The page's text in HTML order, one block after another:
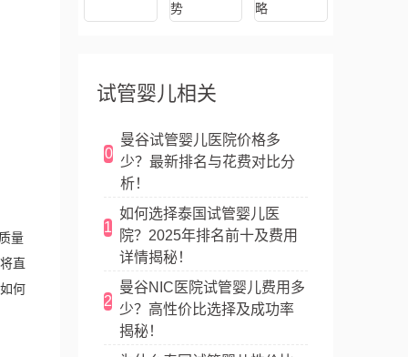
势
略
试管婴儿相关
0
曼谷试管婴儿医院价格多
少？最新排名与花费对比分
析！
1
如何选择泰国试管婴儿医
院？2025年排名前十及费用
详情揭秘！
2
曼谷NIC医院试管婴儿费用多
少？高性价比选择及成功率
揭秘！
量
直
何